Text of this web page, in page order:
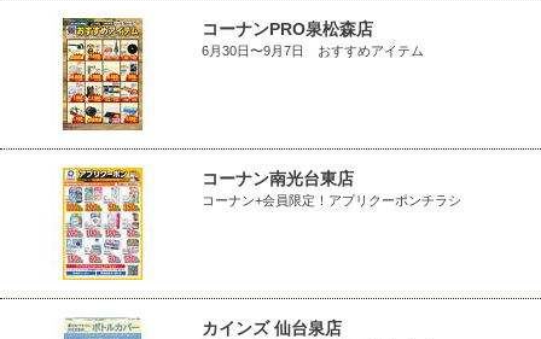
コーナンPRO泉松森店
6月30日〜9月7日 おすすめアイテム
コーナン南光台東店
コーナン+会員限定！アプリクーポンチラシ
カインズ 仙台泉店